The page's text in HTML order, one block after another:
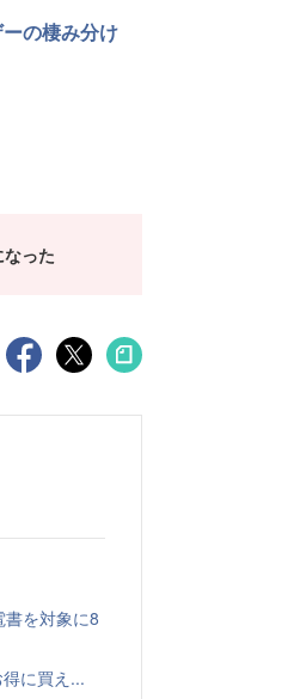
の棲み分け
った
を対象に8
に買え...